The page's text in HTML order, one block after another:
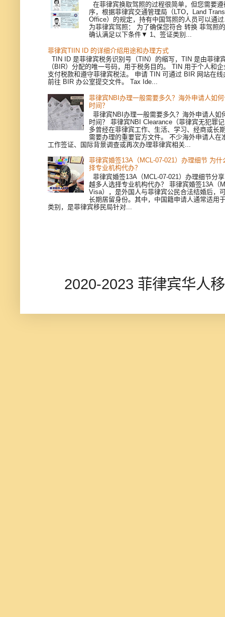
在菲律宾换取驾照的过程很简单，但您需要
序，根据菲律宾交通管理局（LTO，Land
Office）的规定，持有中国驾照的人员可以通
为菲律宾驾照： 为了确保您符合 转换 菲驾照
确认满足以下条件▼ 1、签证类别...
菲律宾TIIN ID 的详细介绍用途和办理方式
TIN ID 是菲律宾税务识别号（TIN）的缩写，TIN 是由菲律
（BIR）分配的唯一号码，用于税务目的。 TIN 用于个人和
支付税款和遵守菲律宾税法。 申请 TIN 可通过 BIR 网站在线
前往 BIR 办公室提交文件。 Tax Ide...
菲律宾NBI办理一般需要多久？海外申请人如
时间？
菲律宾NBI办理一般需要多久？海外申请人如
时间？ 菲律宾NBI Clearance（菲律宾无犯罪
多曾经在菲律宾工作、生活、学习、经商或长
需要办理的重要官方文件。 不少海外申请人在
工作签证、国际背景调查或再次办理菲律宾相关...
菲律宾婚签13A（MCL-07-021）办理细节 为什
择专业机构代办？
菲律宾婚签13A（MCL-07-021）办理细节分
越多人选择专业机构代办？ 菲律宾婚签13A（
Visa），是外国人与菲律宾公民合法结婚后，
长期居留身份。其中，中国籍申请人通常适用
类别，是菲律宾移民局针对...
2020-2023 菲律宾华人